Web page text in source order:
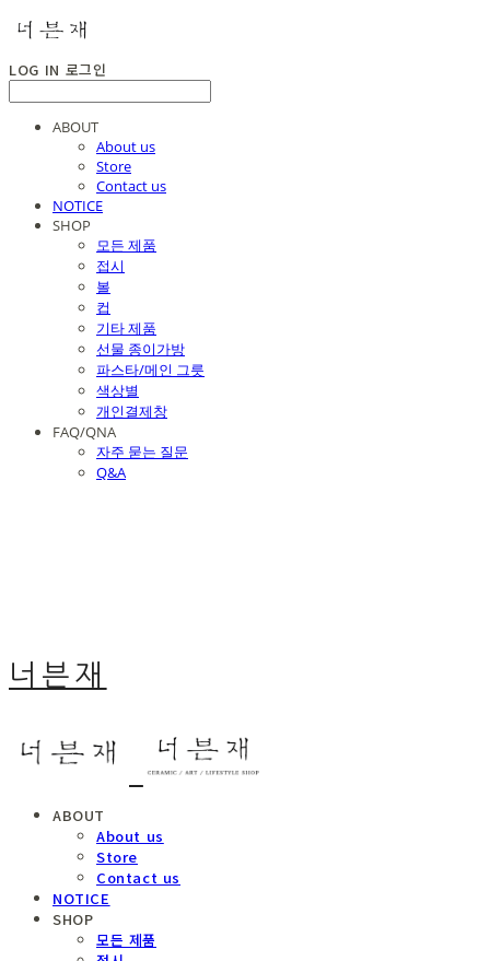
LOG IN 로그인
ABOUT
About us
Store
Contact us
NOTICE
SHOP
모든 제품
접시
볼
컵
기타 제품
선물 종이가방
파스타/메인 그릇
색상별
개인결제창
FAQ/QNA
자주 묻는 질문
Q&A
너븐재
ABOUT
About us
Store
Contact us
NOTICE
SHOP
모든 제품